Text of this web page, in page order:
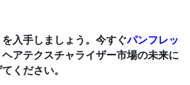
入手しましょう。今すぐパンフレッ
ヘアテクスチャライザー市場の未来に
ください。